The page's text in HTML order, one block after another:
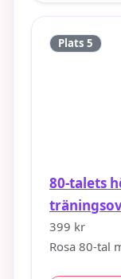
Plats 5
80-talets
399 kr
Rosa 80-tal